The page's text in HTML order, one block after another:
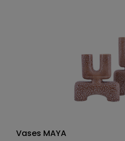
Vases MAYA